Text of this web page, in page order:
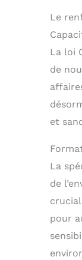
Le
La loi
de
et
La
de
pour